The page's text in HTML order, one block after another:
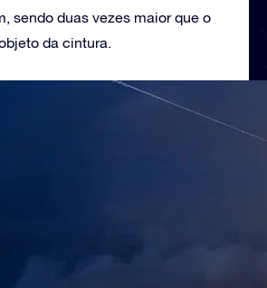
sendo duas vezes maior que o
da cintura.